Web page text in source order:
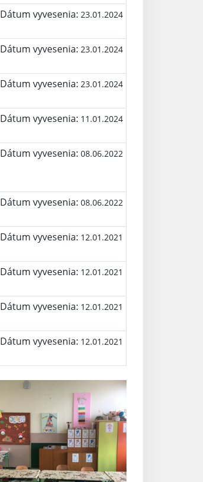
Dátum vyvesenia: 23.01.2024
Dátum vyvesenia: 23.01.2024
Dátum vyvesenia: 23.01.2024
Dátum vyvesenia: 11.01.2024
Dátum vyvesenia: 08.06.2022
Dátum vyvesenia: 08.06.2022
Dátum vyvesenia: 12.01.2021
Dátum vyvesenia: 12.01.2021
Dátum vyvesenia: 12.01.2021
Dátum vyvesenia: 12.01.2021